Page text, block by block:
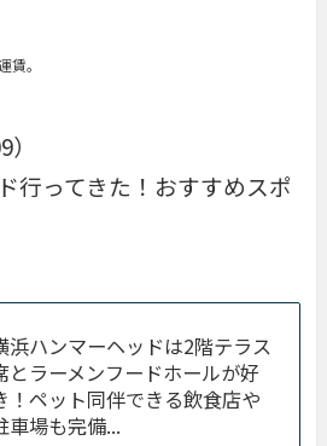
。
行ってきた！おすすめスポ
浜ハンマーヘッドは2階テラス
とラーメンフードホールが好
！ペット同伴できる飲食店や
車場も完備...